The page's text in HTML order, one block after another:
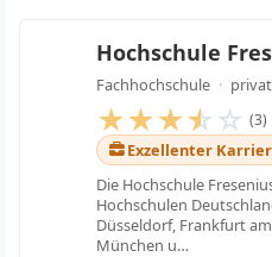
Hochschule
Fachhochschule · privat
★★★☆☆ (3)
Exzellenter
Die Hochschule
Hochschulen
Düsseldorf, Frankfurt
München u…